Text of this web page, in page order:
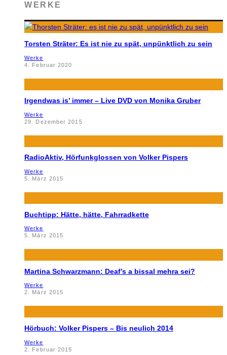
WERKE
Torsten Sträter: Es ist nie zu spät, unpünktlich zu sein
Werke
4. Februar 2020
Irgendwas is’ immer – Live DVD von Monika Gruber
Werke
29. Dezember 2015
RadioAktiv, Hörfunkglossen von Volker Pispers
Werke
5. März 2015
Buchtipp: Hätte, hätte, Fahrradkette
Werke
5. März 2015
Martina Schwarzmann: Deaf’s a bissal mehra sei?
Werke
2. März 2015
Hörbuch: Volker Pispers – Bis neulich 2014
Werke
2. Februar 2015